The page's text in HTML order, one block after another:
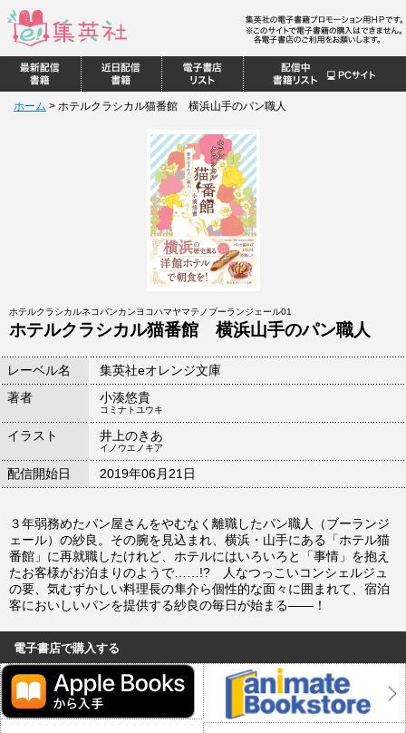
ホーム > ホテルクラシカル猫番館 横浜山手のパン職人
ホテルクラシカルネコバンカンヨコハマヤマテノブーランジェール01
ホテルクラシカル猫番館 横浜山手のパン職人
レーベル名
集英社eオレンジ文庫
著者
小湊悠貴
コミナトユウキ
イラスト 井上のきあ
イノウエノキア
配信開始日 2019年06月21日
３年弱務めたパン屋さんをやむなく離職したパン職人（ブーランジ
ェール）の紗良。その腕を見込まれ、横浜・山手にある「ホテル猫
番館」に再就職したけれど、ホテルにはいろいろと「事情」を抱え
たお客様がお泊まりのようで……!? 人なつっこいコンシェルジュ
の要、気むずかしい料理長の隼介ら個性的な面々に囲まれて、宿泊
客においしいパンを提供する紗良の毎日が始まる――！
電子書店で購入する